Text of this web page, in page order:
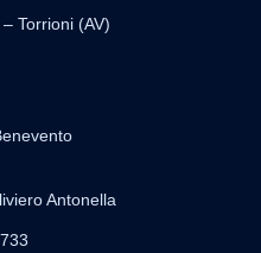
Torrioni (AV)
Antonella